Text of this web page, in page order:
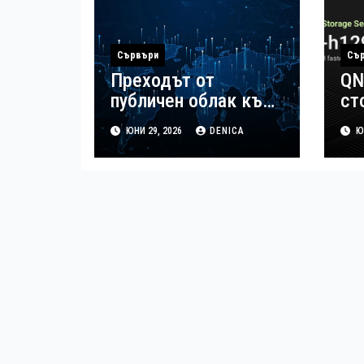
Сървъри
Преходът от
публичен облак към
локален сторидж
ЮНИ 29, 2026 DENICA
AI